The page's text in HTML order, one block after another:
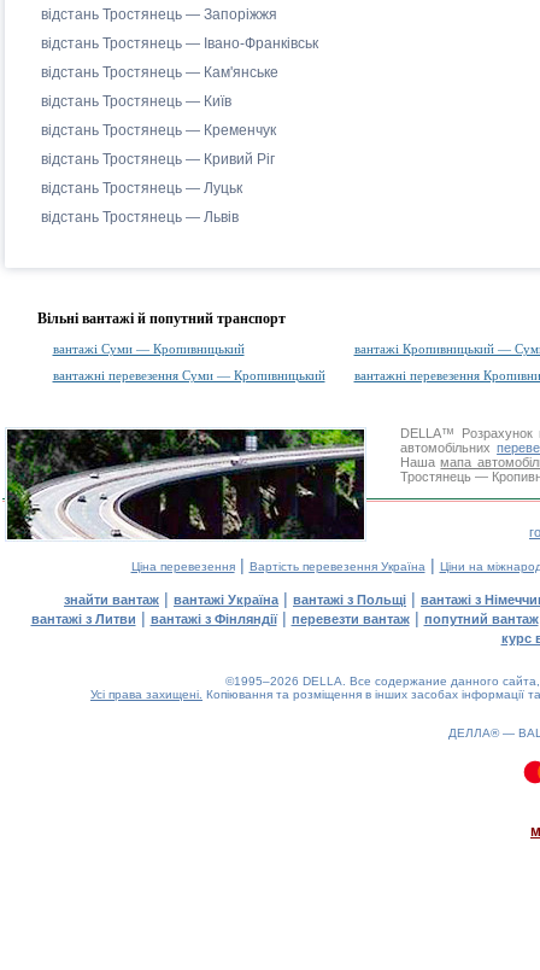
відстань Тростянець — Запоріжжя
відстань Тростянець — Івано-Франківськ
відстань Тростянець — Кам'янське
відстань Тростянець — Київ
відстань Тростянець — Кременчук
відстань Тростянець — Кривий Ріг
відстань Тростянець — Луцьк
відстань Тростянець — Львів
Вільні вантажі й попутний транспорт
вантажі Суми — Кропивницький
вантажі Кропивницький —
вантажні перевезення Суми — Кропивницький
вантажні перевезення
DELLA™
Розрахунок
автомобільних
Нашамапа
Тростянець —
Ціна перевезення| Вартість перевезення Україна | Ціни на
знайти вантаж | вантажі Україна | вантажі з Польщі | вантажі з
вантажі з Литви | вантажі з Фінляндії| перевезти вантаж| попутний вантаж
курс
©1995–2026 DELLA. Все содержание данного
Усі права захищені. Копіювання та розміщення в інших засобах інформації
ДЕЛЛА® —